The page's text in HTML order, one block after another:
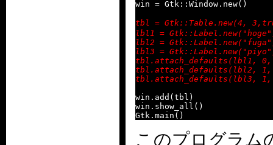
tbl = Gtk::Table.new(4,
lbl1 =
lbl2 =
lbl3 =
tbl.attach_defaults(lbl1,
tbl.attach_defaults(lbl2,
win.add(tbl)
win.show_all()
このプログラム